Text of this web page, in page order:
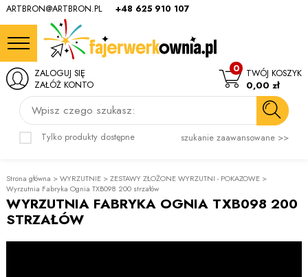
ARTBRON@ARTBRON.PL +48 625 910 107
Wpisz czego szukasz:
Tylko produkty dostępne szukanie zaawansowane >>
ZALOGUJ SIĘ
ZAŁÓŻ KONTO
TWÓJ KOSZYK
0
0,00 zł
Strona główna >WYRZUTNIE >ZESTAWY ZŁOŻONE WYRZUTNI - POKAZOWE >
Wyrzutnia Fabryka Ognia TXB098 200 strzałów
WYRZUTNIA FABRYKA OGNIA TXB098 200
STRZAŁÓW